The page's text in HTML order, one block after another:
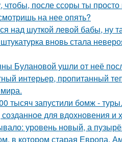
чтобы, после ссоры ты
на нее опять?
над шуткой левой бабы, ну
вновь стала
Булановой ушли от неё
интерьер, пропитанный
тысяч запустили бомж - туры.
для вдохновения и
уровень новый, а
в котором старая Европа,